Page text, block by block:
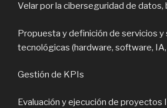
Velar por la ciberseguridad de datos,
Propuesta y definición de servicios y
tecnológicas (hardware, software,
Gestión de KPIs
Evaluación y ejecución de proyectos